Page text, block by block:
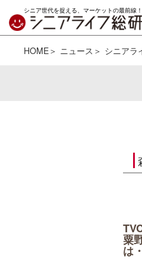
シニア世代を捉える、マーケットの最前線！
HOME ニュース シニアラ
粟
は